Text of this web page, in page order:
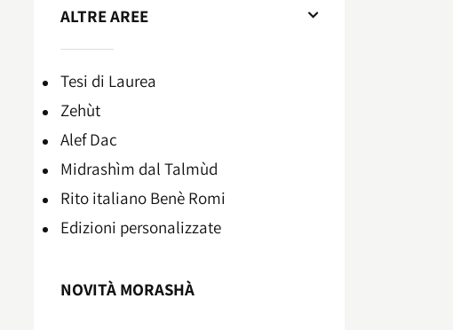
ALTRE AREE
Tesi di Laurea
Zehùt
Alef Dac
Midrashìm dal Talmùd
Rito italiano Benè Romi​
Edizioni personalizzate
NOVITÀ MORASHÀ